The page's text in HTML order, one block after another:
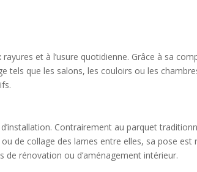
et à l’usure quotidienne. Grâce à sa
que les salons, les couloirs ou les
Contrairement au parquet
de collage des lames entre elles, sa pose
rénovation ou d’aménagement intérieur.